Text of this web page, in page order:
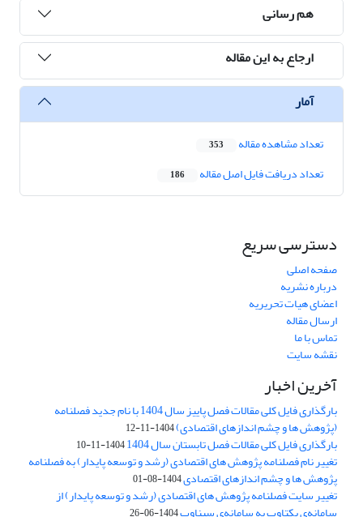
هم رسانی
ارجاع به این مقاله
آمار
تعداد مشاهده مقاله 353
تعداد دریافت فایل اصل مقاله 186
دسترسی سریع
صفحه اصلی
درباره نشریه
اعضای هیات تحریریه
ارسال مقاله
تماس با ما
نقشه سایت
آخرین اخبار
بارگذاری فایل کلی مقالات فصل پاییز سال 1404 با نام جدید فصلنامه
(پژوهش ها و چشم اندازهای اقتصادی)1404-11-12
بارگذاری فایل کلی مقالات فصل تابستان سال 1404 1404-11-10
تغییر نام فصلنامه پژوهش های اقتصادی (رشد و توسعه پایدار) به فصلنامه
پژوهش ها و چشم اندازهای اقتصادی1404-08-01
تغییر سایت فصلنامه پژوهش های اقتصادی (رشد و توسعه پایدار) از